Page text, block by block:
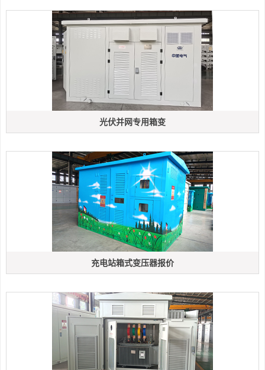
光伏并网专用箱变
充电站箱式变压器报价